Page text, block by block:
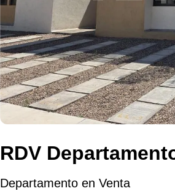
RDV
Departamento en Venta